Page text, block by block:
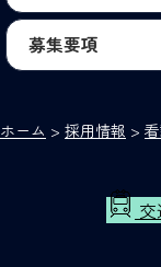
募集要項
ホーム > 採用情報 >